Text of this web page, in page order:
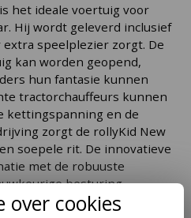
het ideale voertuig voor
Hij wordt geleverd inclusief
speelplezier zorgt. De
kan worden geopend,
hun fantasie kunnen
tractorchauffeurs kunnen
kettingspanning en de
zorgt de rollyKid New
soepele rit. De innovatieve
met de robuuste
besturing
fijne motoriek en hand-
over cookies